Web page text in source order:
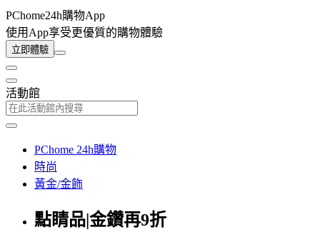
PChome24h購物App
使用App享受更優質的購物體驗
立即體驗
活動館
PChome 24h購物
時尚
黃金/金飾
點睛品|金鑽再9折